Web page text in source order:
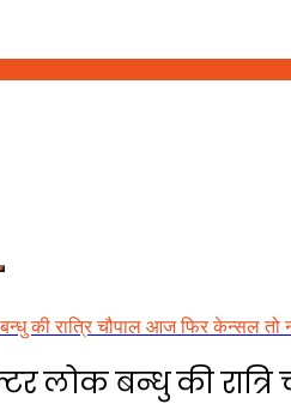
की रात्रि चौपाल आज फिर केन्सल तो
लोक बन्धु की